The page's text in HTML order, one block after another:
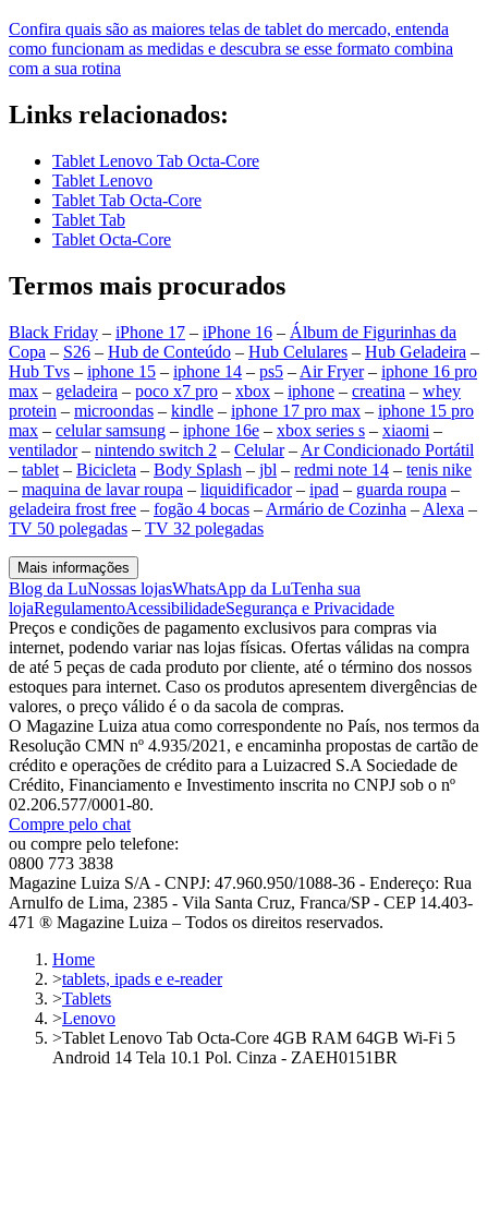
Confira quais são as maiores telas de tablet do mercado, entenda
como funcionam as medidas e descubra se esse formato combina
com a sua rotina
Links relacionados:
Tablet Lenovo Tab Octa-Core
Tablet Lenovo
Tablet Tab Octa-Core
Tablet Tab
Tablet Octa-Core
Termos mais procurados
Black Friday – iPhone 17 – iPhone 16 – Álbum de Figurinhas da
Copa – S26 – Hub de Conteúdo – Hub Celulares – Hub Geladeira –
Hub Tvs – iphone 15 – iphone 14 – ps5 – Air Fryer– iphone 16 pro
max – geladeira – poco x7 pro – xbox – iphone – creatina – whey
protein – microondas – kindle – iphone 17 pro max – iphone 15 pro
max – celular samsung – iphone 16e – xbox series s – xiaomi –
ventilador– nintendo switch 2 – Celular– Ar Condicionado Portátil
– tablet – Bicicleta – Body Splash – jbl – redmi note 14 – tenis nike
– maquina de lavar roupa – liquidificador– ipad – guarda roupa –
geladeira frost free – fogão 4 bocas – Armário de Cozinha – Alexa –
TV 50 polegadas – TV 32 polegadas
Mais informações
Blog da LuNossas lojasWhatsApp da LuTenha sua
lojaRegulamentoAcessibilidadeSegurança e Privacidade
Preços e condições de pagamento exclusivos para compras via
internet, podendo variar nas lojas físicas. Ofertas válidas na compra
de até 5 peças de cada produto por cliente, até o término dos nossos
estoques para internet. Caso os produtos apresentem divergências de
valores, o preço válido é o da sacola de compras.
O Magazine Luiza atua como correspondente no País, nos termos da
Resolução CMN nº 4.935/2021, e encaminha propostas de cartão de
crédito e operações de crédito para a Luizacred S.A Sociedade de
Crédito, Financiamento e Investimento inscrita no CNPJ sob o nº
02.206.577/0001-80.
Compre pelo chat
ou compre pelo telefone:
0800 773 3838
Magazine Luiza S/A - CNPJ: 47.960.950/1088-36 - Endereço: Rua
Arnulfo de Lima, 2385 - Vila Santa Cruz, Franca/SP - CEP 14.403-
471 ® Magazine Luiza – Todos os direitos reservados.
Home
>tablets, ipads e e-reader
>Tablets
>Lenovo
>Tablet Lenovo Tab Octa-Core 4GB RAM 64GB Wi-Fi 5
Android 14 Tela 10.1 Pol. Cinza - ZAEH0151BR